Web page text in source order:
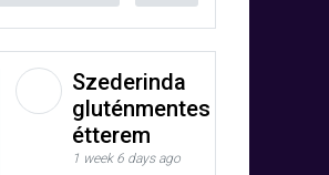
Szederinda
gluténmentes
étterem
1 week 6 days ago